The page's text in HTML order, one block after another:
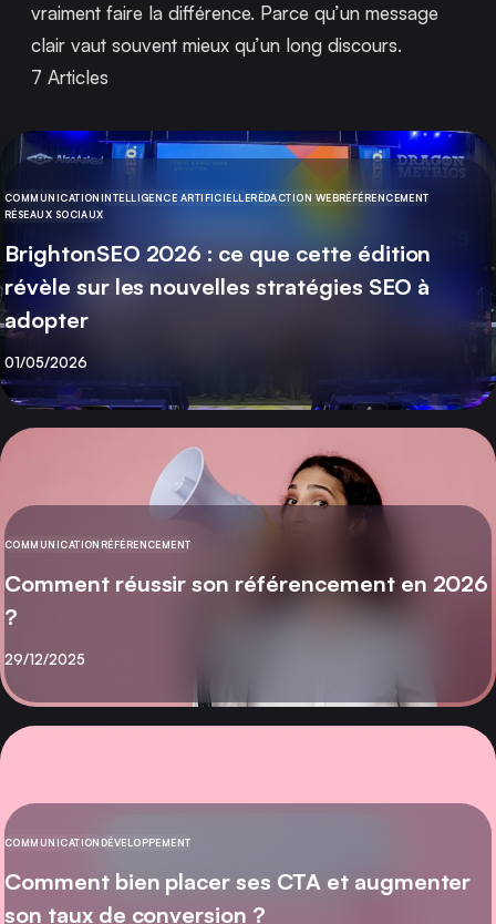
vraiment faire la différence. Parce qu’un message
clair vaut souvent mieux qu’un long discours.
7 Articles
CATÉGORIE
COMMUNICATIONINTELLIGENCE ARTIFICIELLERÉDACTION WEBRÉFÉRENCEMENT
RÉSEAUX SOCIAUX
BrightonSEO 2026 : ce que cette édition
révèle sur les nouvelles stratégies SEO à
adopter
Publié
01/05/2026
CATÉGORIE
COMMUNICATIONRÉFÉRENCEMENT
Comment réussir son référencement en 2026
?
Publié
29/12/2025
CATÉGORIE
COMMUNICATIONDÉVELOPPEMENT
Comment bien placer ses CTA et augmenter
son taux de conversion ?